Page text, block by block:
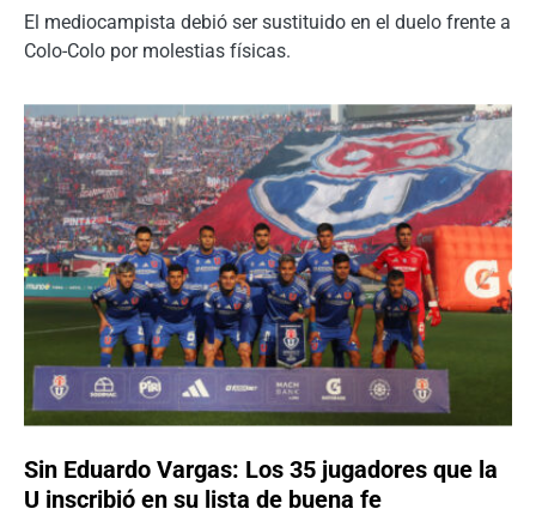
El mediocampista debió ser sustituido en el duelo frente a
Colo-Colo por molestias físicas.
Sin Eduardo Vargas: Los 35 jugadores que la
U inscribió en su lista de buena fe